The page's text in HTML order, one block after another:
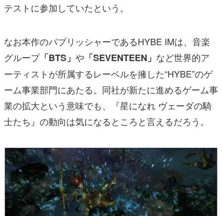
テストに参加していたという。
なお本作のパブリッシャーであるHYBE IMは、音楽
グループ「BTS」 や 「SEVENTEEN」 など世界的ア
ーティストが所属するレーベルを擁した“HYBE”のゲ
ーム事業部門にあたる。同社が新たに進めるゲーム事
業の拡大という意味でも、『星になれ ヴェーダの騎
士たち』の動向は気になるところと言えるだろう。